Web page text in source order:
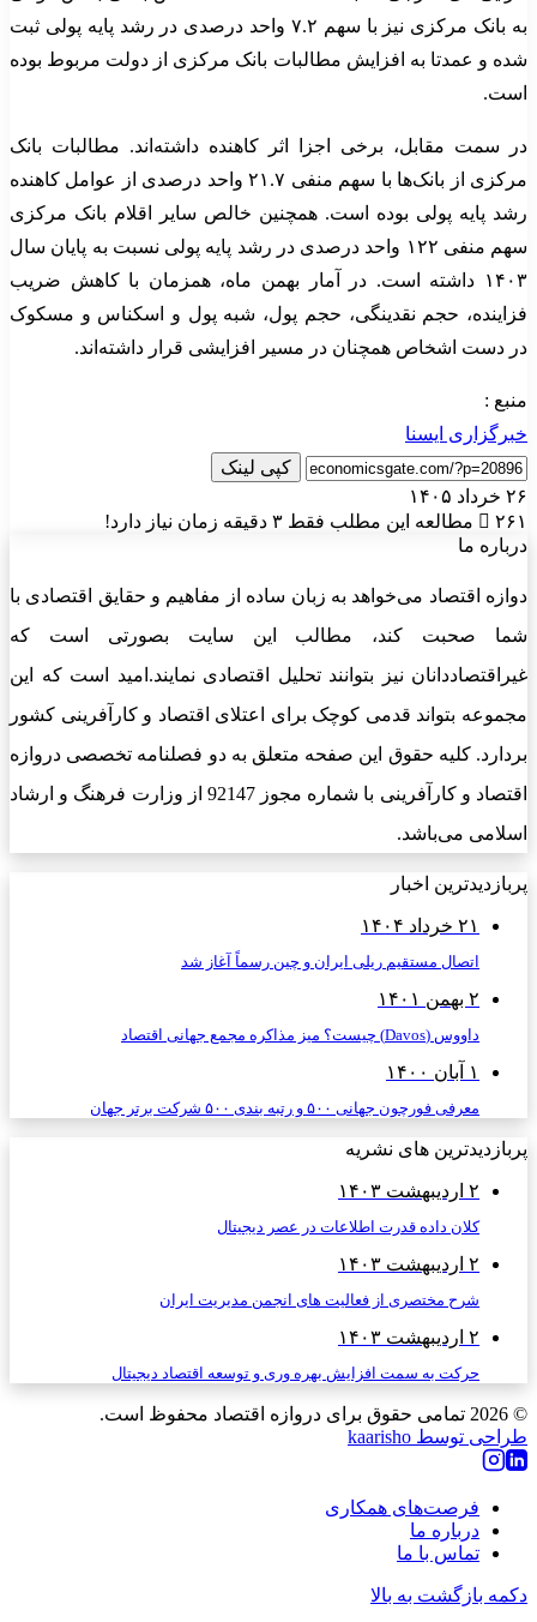
به بانک مرکزی نیز با سهم ۷.۲ واحد درصدی در رشد پایه پولی ثبت
شده و عمدتا به افزایش مطالبات بانک مرکزی از دولت مربوط بوده
است.
در سمت مقابل، برخی اجزا اثر کاهنده داشته‌اند. مطالبات بانک
مرکزی از بانک‌ها با سهم منفی ۲۱.۷ واحد درصدی از عوامل کاهنده
رشد پایه پولی بوده است. همچنین خالص سایر اقلام بانک مرکزی
سهم منفی ۱۲۲ واحد درصدی در رشد پایه پولی نسبت به پایان سال
۱۴۰۳ داشته است. در آمار بهمن ماه، همزمان با کاهش ضریب
فزاینده، حجم نقدینگی، حجم پول، شبه پول و اسکناس و مسکوک
در دست اشخاص همچنان در مسیر افزایشی قرار داشته‌اند.
منبع :
خبرگزاری ایسنا
کپی لینک
۲۶ خرداد ۱۴۰۵
۲۶۱
مطالعه این مطلب فقط ۳ دقیقه زمان نیاز دارد!
درباره ما
دوازه اقتصاد می‌خواهد به زبان ساده از مفاهیم و حقایق اقتصادی با
شما صحبت کند، مطالب این سایت بصورتی است که
غیراقتصاددانان نیز بتوانند تحلیل اقتصادی نمایند.امید است که این
مجموعه بتواند قدمی کوچک برای اعتلای اقتصاد و کارآفرینی کشور
بردارد. کلیه حقوق این صفحه متعلق به دو فصلنامه تخصصی دروازه
اقتصاد و کارآفرینی با شماره مجوز 92147 از وزارت فرهنگ و ارشاد
اسلامی می‌باشد.
پربازدیدترین اخبار
۲۱ خرداد ۱۴۰۴
اتصال مستقیم ریلی ایران و چین رسماً آغاز شد
۲ بهمن ۱۴۰۱
داووس (Davos) چیست؟ میز مذاکره مجمع جهانی اقتصاد
۱ آبان ۱۴۰۰
معرفی فورچون جهانی ۵۰۰ و رتبه بندی ۵۰۰ شرکت برتر جهان
پربازدیدترین های نشریه
۲ اردیبهشت ۱۴۰۳
کلان داده قدرت اطلاعات در عصر دیجیتال
۲ اردیبهشت ۱۴۰۳
شرح مختصری از فعالیت های انجمن مدیریت ایران
۲ اردیبهشت ۱۴۰۳
حرکت به سمت افزایش بهره وری و توسعه اقتصاد دیجیتال
© 2026
تمامی حقوق برای دروازه اقتصاد محفوظ است.
طراحی توسط kaarisho
فرصت‌های همکاری
درباره ما
تماس با ما
دکمه بازگشت به بالا